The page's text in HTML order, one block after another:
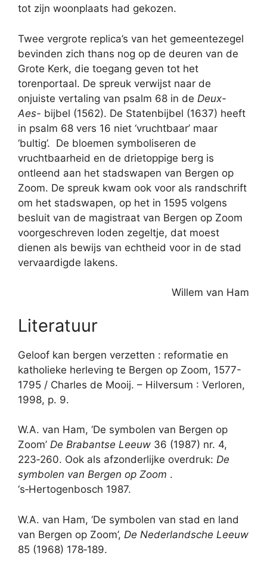
tot zijn woonplaats had gekozen.
Twee vergrote replica’s van het gemeentezegel
bevinden zich thans nog op de deuren van de
Grote Kerk, die toegang geven tot het
torenportaal. De spreuk verwijst naar de
onjuiste vertaling van psalm 68 in de Deux-
Aes- bijbel (1562). De Statenbijbel (1637) heeft
in psalm 68 vers 16 niet ‘vruchtbaar’ maar
‘bultig’. De bloemen symboliseren de
vruchtbaarheid en de drietoppige berg is
ontleend aan het stadswapen van Bergen op
Zoom. De spreuk kwam ook voor als randschrift
om het stadswapen, op het in 1595 volgens
besluit van de magistraat van Bergen op Zoom
voorgeschreven loden zegeltje, dat moest
dienen als bewijs van echtheid voor in de stad
vervaardigde lakens.
Willem van Ham
Literatuur
Geloof kan bergen verzetten : reformatie en
katholieke herleving te Bergen op Zoom, 1577-
1795 / Charles de Mooij. – Hilversum : Verloren,
1998, p. 9.
W.A. van Ham, ‘De symbolen van Bergen op
Zoom’ De Brabantse Leeuw 36 (1987) nr. 4,
223‑260. Ook als afzonderlijke overdruk: De
symbolen van Bergen op Zoom .
‘s‑Hertogenbosch 1987.
W.A. van Ham, ‘De symbolen van stad en land
van Bergen op Zoom’, De Nederlandsche Leeuw
85 (1968) 178‑189.